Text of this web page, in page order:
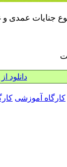
جنایات عمدی
دانلود
کارگاه آموزشی